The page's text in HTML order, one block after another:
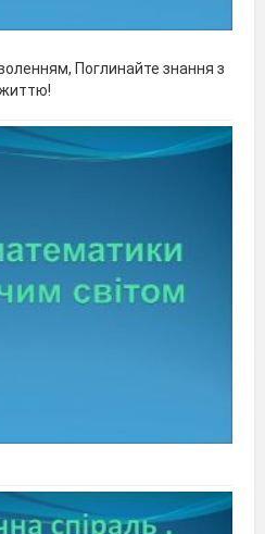
Поглинайте знання з
життю!